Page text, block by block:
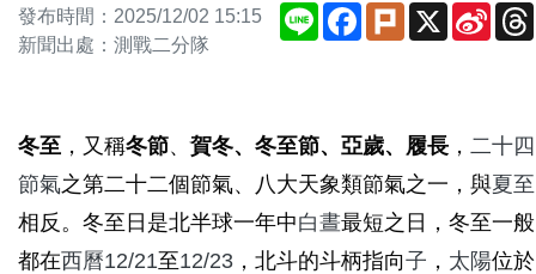
發布時間：2025/12/02 15:15
新聞出處：測戰二分隊
Line Facebook
Plurk X
Sina
冬至 ，又稱冬節、賀冬、冬至節、亞歲、履長 ， 二十四
節氣之第二十二個節氣、八大天象類節氣之一，與夏至
相反。冬至日是北半球一年中白晝最短之日，冬至一般
都在西曆12/21至12/23 ，北斗的斗柄指向子 ， 太陽位於